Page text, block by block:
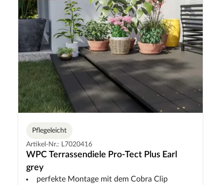
Pflegeleicht
Artikel-Nr.: L7020416
WPC Terrassendiele Pro-Tect Plus Earl
grey
perfekte Montage mit dem Cobra Clip